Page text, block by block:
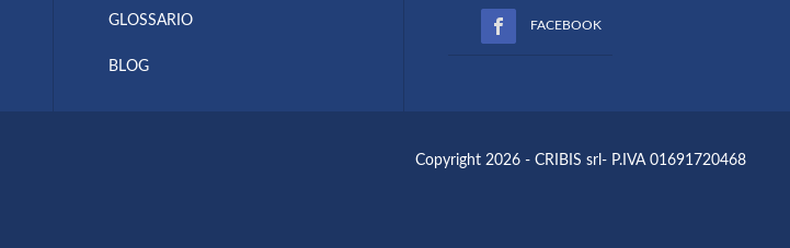
GLOSSARIO
BLOG
FACEBOOK
Copyright 2026 - CRIBIS srl- P.IVA 01691720468